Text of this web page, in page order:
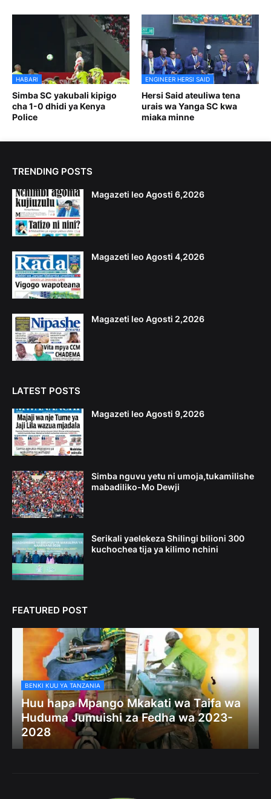
HABARI
Simba SC yakubali kipigo
cha 1-0 dhidi ya Kenya
Police
ENGINEER HERSI SAID
Hersi Said ateuliwa tena
urais wa Yanga SC kwa
miaka minne
TRENDING POSTS
Magazeti leo Agosti 6,2026
Magazeti leo Agosti 4,2026
Magazeti leo Agosti 2,2026
LATEST POSTS
Magazeti leo Agosti 9,2026
Simba nguvu yetu ni umoja,tukamilishe
mabadiliko-Mo Dewji
Serikali yaelekeza Shilingi bilioni 300
kuchochea tija ya kilimo nchini
FEATURED POST
BENKI KUU YA TANZANIA
Huu hapa Mpango Mkakati wa Taifa wa
Huduma Jumuishi za Fedha wa 2023-
2028